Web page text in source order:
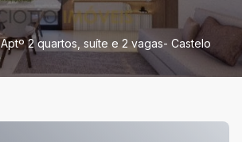
Aptº 2 quartos, suíte e 2 vagas- Castelo